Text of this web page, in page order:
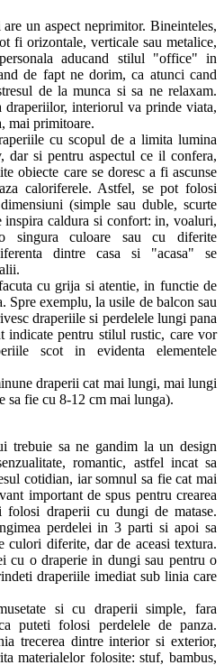
un aspect neprimitor. Bineinteles,
fi orizontale, verticale sau metalice,
aducand stilul "office" in
de fapt ne dorim, ca atunci cand
de la munca si sa ne relaxam.
draperiilor, interiorul va prinde viata,
mai primitoare.
cu scopul de a limita lumina
dar si pentru aspectul ce il confera,
obiecte care se doresc a fi ascunse
caloriferele. Astfel, se pot folosi
(simple sau duble, scurte
inspira caldura si confort: in, voaluri,
singura culoare sau cu diferite
dintre casa si "acasa" se
cu grija si atentie, in functie de
Spre exemplu, la usile de balcon sau
draperiile si perdelele lungi pana
indicate pentru stilul rustic, care vor
scot in evidenta elementele
draperii cat mai lungi, mai lungi
sa fie cu 8-12 cm mai lunga).
trebuie sa ne gandim la un design
romantic, astfel incat sa
cotidian, iar somnul sa fie cat mai
important de spus pentru crearea
folosi draperii cu dungi de matase.
perdelei in 3 parti si apoi sa
culori diferite, dar de aceasi textura.
cu o draperie in dungi sau pentru o
draperiile imediat sub linia care
si cu draperii simple, fara
puteti folosi perdelele de panza.
trecerea dintre interior si exterior,
materialelor folosite: stuf, bambus,